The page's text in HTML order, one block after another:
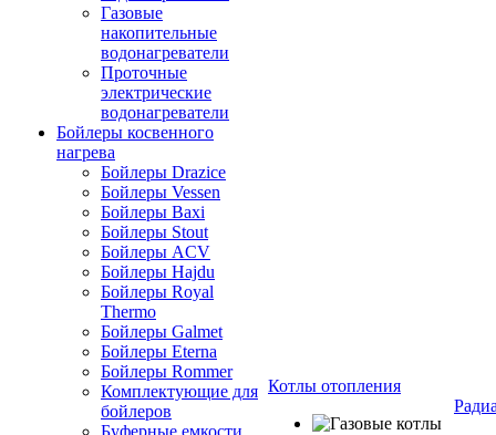
Газовые
накопительные
водонагреватели
Проточные
электрические
водонагреватели
Бойлеры косвенного
нагрева
Бойлеры Drazice
Бойлеры Vessen
Бойлеры Baxi
Бойлеры Stout
Бойлеры ACV
Бойлеры Hajdu
Бойлеры Royal
Thermo
Бойлеры Galmet
Бойлеры Eterna
Бойлеры Rommer
Комплектующие для
бойлеров
Буферные емкости
Котлы отопления